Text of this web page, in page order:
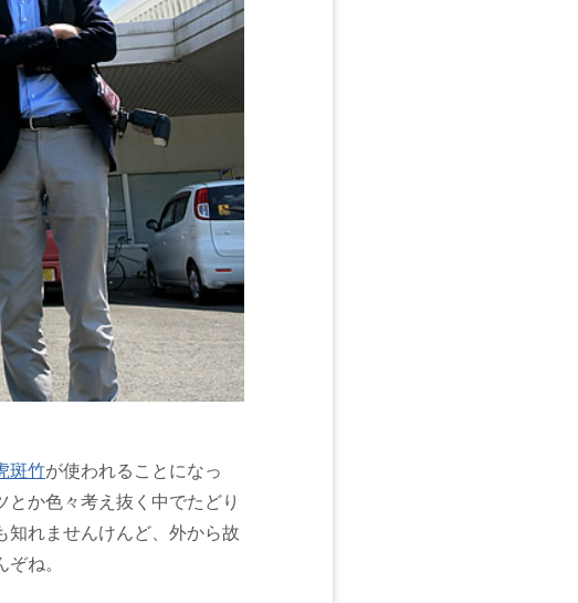
斑竹が使われることになっ
か色々考え抜く中でたどり
れませんけんど、外から故
ね。